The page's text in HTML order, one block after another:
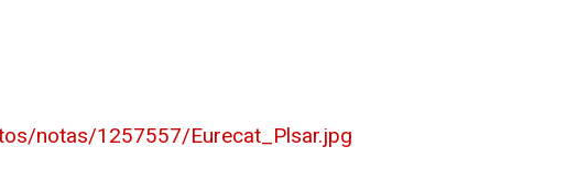
notas/1257557/Eurecat_Plsar.jpg